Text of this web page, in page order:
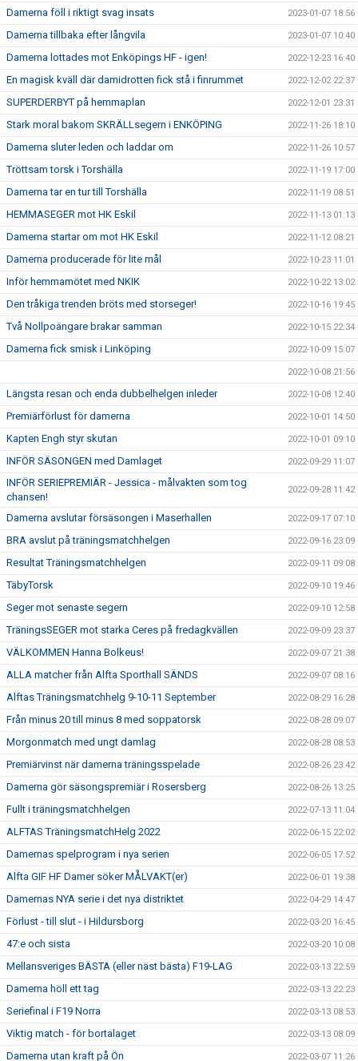
Damerna föll i riktigt svag insats 2023-01-07 18:56
Damerna tillbaka efter långvila 2023-01-07 10:40
Damerna lottades mot Enköpings HF - igen! 2022-12-23 16:40
En magisk kväll där damidrotten fick stå i finrummet 2022-12-02 22:37
SUPERDERBYT på hemmaplan 2022-12-01 23:31
Stark moral bakom SKRÄLLsegern i ENKÖPING 2022-11-26 18:10
Damerna sluter leden och laddar om 2022-11-26 10:57
Tröttsam torsk i Torshälla 2022-11-19 17:00
Damerna tar en tur till Torshälla 2022-11-19 08:51
HEMMASEGER mot HK Eskil 2022-11-13 01:13
Damerna startar om mot HK Eskil 2022-11-12 08:21
Damerna producerade för lite mål 2022-10-23 11:01
Inför hemmamötet med NKIK 2022-10-22 13:02
Den tråkiga trenden bröts med storseger! 2022-10-16 19:45
Två Nollpoängare brakar samman 2022-10-15 22:34
Damerna fick smisk i Linköping 2022-10-09 15:07
2022-10-08 21:56
Längsta resan och enda dubbelhelgen inleder 2022-10-08 12:40
Premiärförlust för damerna 2022-10-01 14:50
Kapten Engh styr skutan 2022-10-01 09:10
INFÖR SÄSONGEN med Damlaget 2022-09-29 11:07
INFÖR SERIEPREMIÄR - Jessica - målvakten som tog
chansen!
2022-09-28 11:42
Damerna avslutar försäsongen i Maserhallen 2022-09-17 07:10
BRA avslut på träningsmatchhelgen 2022-09-16 23:09
Resultat Träningsmatchhelgen 2022-09-11 09:08
TäbyTorsk 2022-09-10 19:46
Seger mot senaste segern 2022-09-10 12:58
TräningsSEGER mot starka Ceres på fredagkvällen 2022-09-09 23:37
VÄLKOMMEN Hanna Bolkeus! 2022-09-07 21:38
ALLA matcher från Alfta Sporthall SÄNDS 2022-09-07 08:16
Alftas Träningsmatchhelg 9-10-11 September 2022-08-29 16:28
Från minus 20 till minus 8 med soppatorsk 2022-08-28 09:07
Morgonmatch med ungt damlag 2022-08-28 08:53
Premiärvinst när damerna träningsspelade 2022-08-26 23:42
Damerna gör säsongspremiär i Rosersberg 2022-08-26 13:25
Fullt i träningsmatchhelgen 2022-07-13 11:04
ALFTAS TräningsmatchHelg 2022 2022-06-15 22:02
Damernas spelprogram i nya serien 2022-06-05 17:52
Alfta GIF HF Damer söker MÅLVAKT(er) 2022-06-01 19:38
Damernas NYA serie i det nya distriktet 2022-04-29 14:47
Förlust - till slut - i Hildursborg 2022-03-20 16:45
47:e och sista 2022-03-20 10:08
Mellansveriges BÄSTA (eller näst bästa) F19-LAG 2022-03-13 22:59
Damerna höll ett tag 2022-03-13 22:23
Seriefinal i F19 Norra 2022-03-13 08:53
Viktig match - för bortalaget 2022-03-13 08:09
Damerna utan kraft på Ön 2022-03-07 11:26